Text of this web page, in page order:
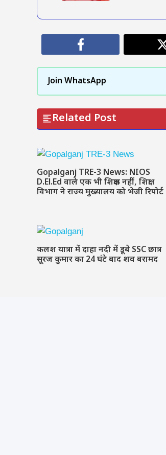
Join WhatsApp
Related Post
Gopalganj TRE-3 News: NIOS
D.El.Ed वाले एक भी शिक्षक नहीं, शिक्षा
विभाग ने राज्य मुख्यालय को भेजी रिपोर्ट
कलश यात्रा में दाहा नदी में डूबे SSC छात्र
सूरज कुमार का 24 घंटे बाद शव बरामद